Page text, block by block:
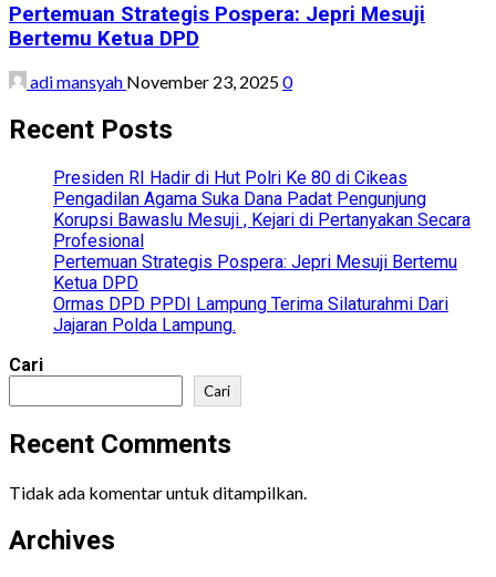
Pertemuan Strategis Pospera: Jepri Mesuji
Bertemu Ketua DPD
adi mansyah November 23, 20250
Recent Posts
Presiden RI Hadir di Hut Polri Ke 80 di Cikeas
Pengadilan Agama Suka Dana Padat Pengunjung
Korupsi Bawaslu Mesuji , Kejari di Pertanyakan Secara
Profesional
Pertemuan Strategis Pospera: Jepri Mesuji Bertemu
Ketua DPD
Ormas DPD PPDI Lampung Terima Silaturahmi Dari
Jajaran Polda Lampung.
Cari
Cari
Recent Comments
Tidak ada komentar untuk ditampilkan.
Archives